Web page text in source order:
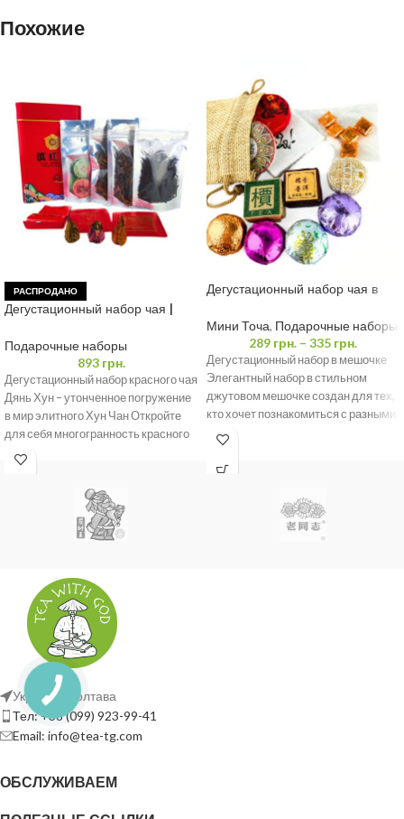
Похожие
РАСПРОДАНО
Дегустационный набор чая |
Подарочные наборы
893грн.
Дегустационный набор красного чая
Дянь Хун – утонченное погружение
в мир элитного Хун Чан Откройте
для себя многогранность красного
чая
Дегустационный набор чая в
Мини Точа, Подарочные наборы
289 грн. – 335 грн.
Дегустационный набор в мешочке
Элегантный набор в стильном
джутовом мешочке создан для тех,
кто хочет познакомиться с разными
сортами китайского
Украина, Полтава
Тел: +38 (099) 923-99-41
Email: info@tea-tg.com
ОБСЛУЖИВАЕМ